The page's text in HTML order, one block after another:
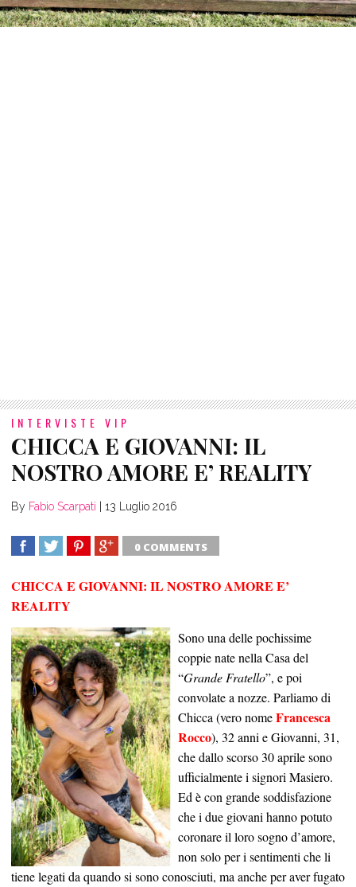
INTERVISTE VIP
CHICCA E GIOVANNI: IL
NOSTRO AMORE E’ REALITY
By Fabio Scarpati 13 Luglio 2016
0 COMMENTS
CHICCA E GIOVANNI: IL NOSTRO AMORE E’
REALITY
Sono una delle pochissime
coppie nate nella Casa del
“Grande Fratello”, e poi
convolate a nozze. Parliamo di
Chicca (vero nomeFrancesca
Rocco), 32 anni e Giovanni, 31,
che dallo scorso 30 aprile sono
ufficialmente i signori Masiero.
Ed è con grande soddisfazione
che i due giovani hanno potuto
coronare il loro sogno d’amore,
non solo per i sentimenti che li
tiene legati da quando si sono conosciuti, ma anche per aver fugato